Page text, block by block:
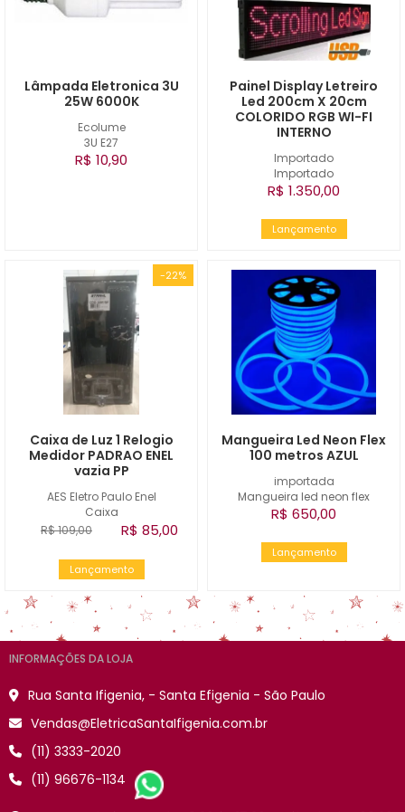
Ecolume
3U E27
Lâmpada Eletronica 3U
25W 6000K
R$ 10,90
Importado
Importado
Painel Display Letreiro
Led 200cm X 20cm
COLORIDO RGB WI-FI
INTERNO
R$ 1.350,00
Lançamento
-22%
AES Eletro Paulo Enel
Caixa
Caixa de Luz 1 Relogio
Medidor PADRAO ENEL
vazia PP
R$ 109,00 R$ 85,00
Lançamento
importada
Mangueira led neon flex
Mangueira Led Neon Flex
100 metros AZUL
R$ 650,00
Lançamento
INFORMAÇÕES DA LOJA
Rua Santa Ifigenia, - Santa Efigenia - São Paulo
Vendas@EletricaSantaIfigenia.com.br
(11) 3333-2020
(11) 96676-1134